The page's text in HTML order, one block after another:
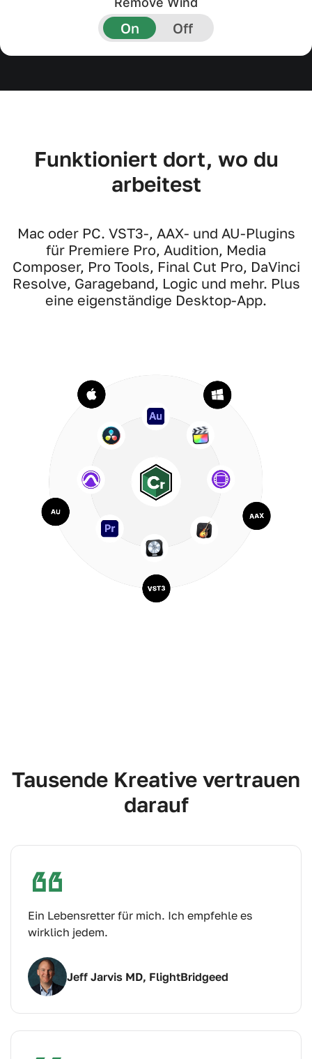
Funktioniert dort, wo du
arbeitest
Mac oder PC. VST3-, AAX- und AU-Plugins
für Premiere Pro, Audition, Media
Composer, Pro Tools, Final Cut Pro, DaVinci
Resolve, Garageband, Logic und mehr. Plus
eine eigenständige Desktop-App.
Tausende Kreative vertrauen
darauf
Ein Lebensretter für mich. Ich empfehle es
wirklich jedem.
Jeff Jarvis MD, FlightBridgeed